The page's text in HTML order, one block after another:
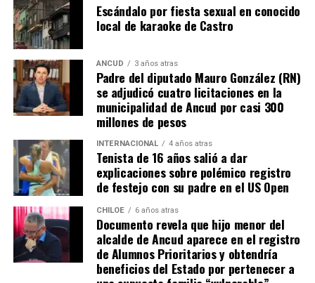
a las comunas con mayores necesidades, aunque en la
práctica, los alcaldes coinciden en que el actual
escenario genera incertidumbre y podría traducirse en
la paralización de iniciativas prioritarias para el
desarrollo local.
“Seguimos trabajando con esperanza, pero sin
, concluyó el alcalde de Quemchi, reflejando el
sentimiento generalizado entre los ediles de Chiloé ante
la disminución de recursos provenientes de la Subdere.
Escándalo por fiesta sexual en conocido
local de karaoke de Castro
ANCUD 3 años atras
Padre del diputado Mauro González (RN)
se adjudicó cuatro licitaciones en la
municipalidad de Ancud por casi 300
millones de pesos
INTERNACIONAL 4 años atras
Tenista de 16 años salió a dar
explicaciones sobre polémico registro
de festejo con su padre en el US Open
CHILOE 6 años atras
Documento revela que hijo menor del
alcalde de Ancud aparece en el registro
de Alumnos Prioritarios y obtendría
beneficios del Estado por pertenecer a